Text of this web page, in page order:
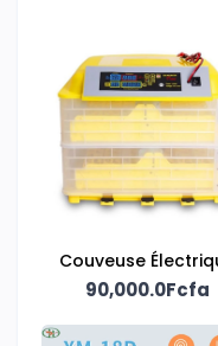
Couveuse
Solaire – 112 Œufs
90,000.0Fcfa